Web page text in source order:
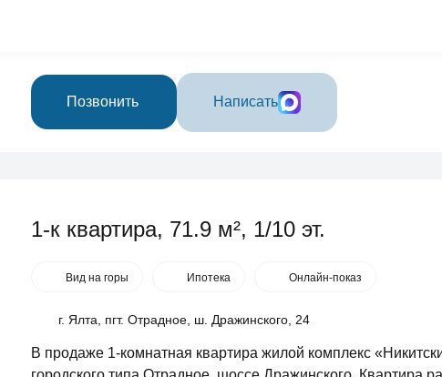
Позвонить Написать
1-к квартира, 71.9 м², 1/10 эт.
Вид на горы Ипотека Онлайн-показ
г. Ялта, пгт. Отрадное, ш. Дражинского, 24
В продаже 1-комнатная квартира жилой комплекс